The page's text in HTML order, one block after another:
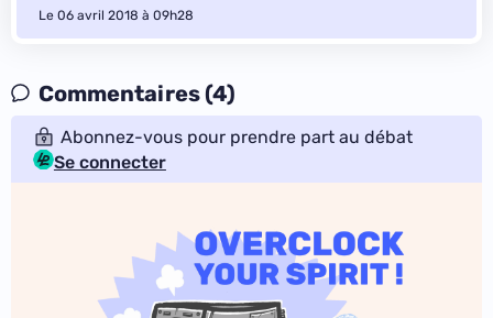
Le 06 avril 2018 à 09h28
Commentaires (4)
Abonnez-vous pour prendre part au débat
Se connecter